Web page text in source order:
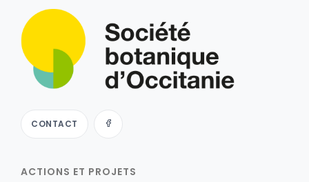
CONTACT
ACTIONS ET PROJETS